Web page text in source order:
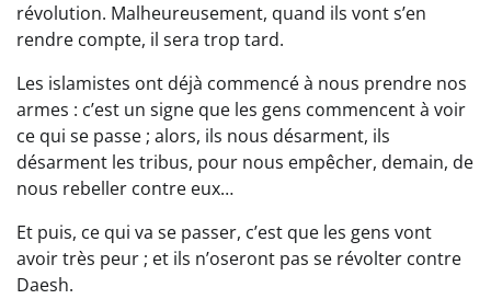
révolution. Malheureusement, quand ils vont s’en
rendre compte, il sera trop tard.
Les islamistes ont déjà commencé à nous prendre nos
armes : c’est un signe que les gens commencent à voir
ce qui se passe ; alors, ils nous désarment, ils
désarment les tribus, pour nous empêcher, demain, de
nous rebeller contre eux…
Et puis, ce qui va se passer, c’est que les gens vont
avoir très peur ; et ils n’oseront pas se révolter contre
Daesh.